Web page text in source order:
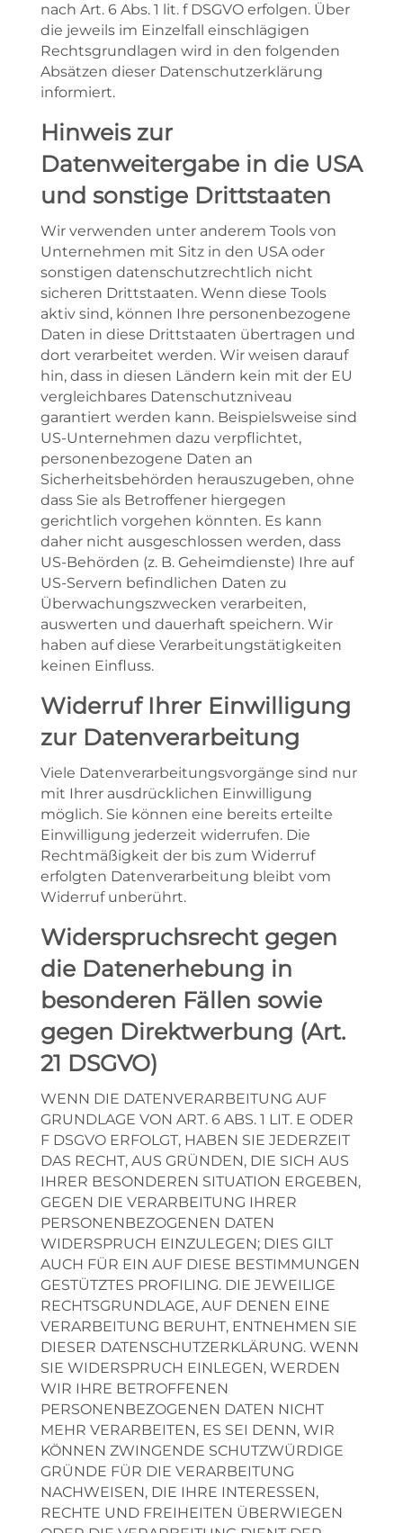
nach Art. 6 Abs. 1 lit. f DSGVO erfolgen. Über
die jeweils im Einzelfall einschlägigen
Rechtsgrundlagen wird in den folgenden
Absätzen dieser Datenschutzerklärung
informiert.
Hinweis zur
Datenweitergabe in die USA
und sonstige Drittstaaten
Wir verwenden unter anderem Tools von
Unternehmen mit Sitz in den USA oder
sonstigen datenschutzrechtlich nicht
sicheren Drittstaaten. Wenn diese Tools
aktiv sind, können Ihre personenbezogene
Daten in diese Drittstaaten übertragen und
dort verarbeitet werden. Wir weisen darauf
hin, dass in diesen Ländern kein mit der EU
vergleichbares Datenschutzniveau
garantiert werden kann. Beispielsweise sind
US-Unternehmen dazu verpflichtet,
personenbezogene Daten an
Sicherheitsbehörden herauszugeben, ohne
dass Sie als Betroffener hiergegen
gerichtlich vorgehen könnten. Es kann
daher nicht ausgeschlossen werden, dass
US-Behörden (z. B. Geheimdienste) Ihre auf
US-Servern befindlichen Daten zu
Überwachungszwecken verarbeiten,
auswerten und dauerhaft speichern. Wir
haben auf diese Verarbeitungstätigkeiten
keinen Einfluss.
Widerruf Ihrer Einwilligung
zur Datenverarbeitung
Viele Datenverarbeitungsvorgänge sind nur
mit Ihrer ausdrücklichen Einwilligung
möglich. Sie können eine bereits erteilte
Einwilligung jederzeit widerrufen. Die
Rechtmäßigkeit der bis zum Widerruf
erfolgten Datenverarbeitung bleibt vom
Widerruf unberührt.
Widerspruchsrecht gegen
die Datenerhebung in
besonderen Fällen sowie
gegen Direktwerbung (Art.
21 DSGVO)
WENN DIE DATENVERARBEITUNG AUF
GRUNDLAGE VON ART. 6 ABS. 1 LIT. E ODER
F DSGVO ERFOLGT, HABEN SIE JEDERZEIT
DAS RECHT, AUS GRÜNDEN, DIE SICH AUS
IHRER BESONDEREN SITUATION ERGEBEN,
GEGEN DIE VERARBEITUNG IHRER
PERSONENBEZOGENEN DATEN
WIDERSPRUCH EINZULEGEN; DIES GILT
AUCH FÜR EIN AUF DIESE BESTIMMUNGEN
GESTÜTZTES PROFILING. DIE JEWEILIGE
RECHTSGRUNDLAGE, AUF DENEN EINE
VERARBEITUNG BERUHT, ENTNEHMEN SIE
DIESER DATENSCHUTZERKLÄRUNG. WENN
SIE WIDERSPRUCH EINLEGEN, WERDEN
WIR IHRE BETROFFENEN
PERSONENBEZOGENEN DATEN NICHT
MEHR VERARBEITEN, ES SEI DENN, WIR
KÖNNEN ZWINGENDE SCHUTZWÜRDIGE
GRÜNDE FÜR DIE VERARBEITUNG
NACHWEISEN, DIE IHRE INTERESSEN,
RECHTE UND FREIHEITEN ÜBERWIEGEN